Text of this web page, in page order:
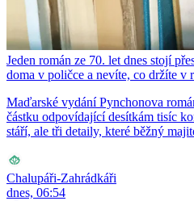
Jeden román ze 70. let dnes stojí
doma v poličce a nevíte, co držíte v
Maďarské vydání Pynchonova
částku odpovídající desítkám tisíc
stáří, ale tři detaily, které běžný
Chalupáři-Zahrádkáři
dnes, 06:54